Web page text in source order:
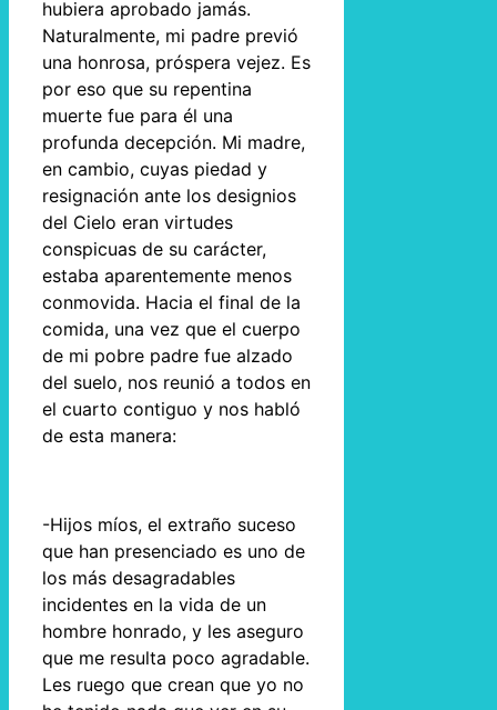
hubiera aprobado jamás.
Naturalmente, mi padre previó
una honrosa, próspera vejez. Es
por eso que su repentina
muerte fue para él una
profunda decepción. Mi madre,
en cambio, cuyas piedad y
resignación ante los designios
del Cielo eran virtudes
conspicuas de su carácter,
estaba aparentemente menos
conmovida. Hacia el final de la
comida, una vez que el cuerpo
de mi pobre padre fue alzado
del suelo, nos reunió a todos en
el cuarto contiguo y nos habló
de esta manera:
-Hijos míos, el extraño suceso
que han presenciado es uno de
los más desagradables
incidentes en la vida de un
hombre honrado, y les aseguro
que me resulta poco agradable.
Les ruego que crean que yo no